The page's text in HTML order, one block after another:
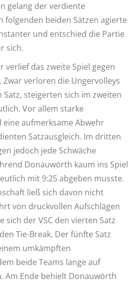
gelang der verdiente
folgenden beiden Sätzen agierte
und entschied die Partie
sich.
verlief das zweite Spiel gegen
Zwar verloren die Ungervolleys
steigerten sich im zweiten
Vor allem starke
aufmerksame Abwehr
Satzausgleich. Im dritten
jedoch jede Schwäche
Donauwörth kaum ins Spiel
mit 9:25 abgeben musste.
ließ sich davon nicht
von druckvollen Aufschlägen
sich der VSC den vierten Satz
Tie-Break. Der fünfte Satz
umkämpften
beide Teams lange auf
Am Ende behielt Donauwörth